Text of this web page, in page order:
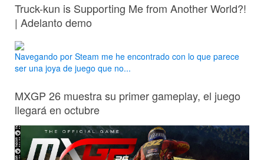
Truck-kun is Supporting Me from Another World?!
| Adelanto demo
Navegando por Steam me he encontrado con lo que parece
ser una joya de juego que no...
MXGP 26 muestra su primer gameplay, el juego
llegará en octubre